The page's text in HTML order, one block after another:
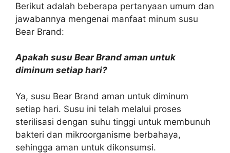
Berikut adalah beberapa pertanyaan umum dan
jawabannya mengenai manfaat minum susu
Bear Brand:
Apakah susu Bear Brand aman untuk
diminum setiap hari?
Ya, susu Bear Brand aman untuk diminum
setiap hari. Susu ini telah melalui proses
sterilisasi dengan suhu tinggi untuk membunuh
bakteri dan mikroorganisme berbahaya,
sehingga aman untuk dikonsumsi.